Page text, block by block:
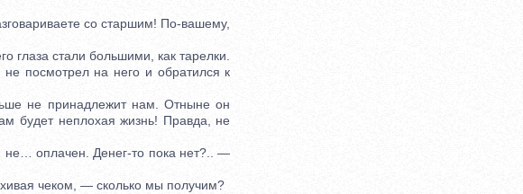
со старшим! По-вашему,
глаза стали большими, как тарелки.
посмотрел на него и обратился к
не принадлежит нам. Отныне он
будет неплохая жизнь! Правда, не
оплачен. Денег-то пока нет?.. —
чеком, — сколько мы получим?